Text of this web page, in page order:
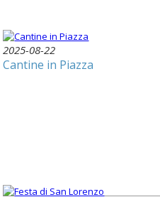
2025-08-22
Cantine in Piazza